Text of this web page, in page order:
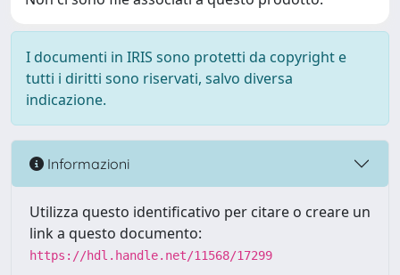
I documenti in IRIS sono protetti da copyright e
tutti i diritti sono riservati, salvo diversa
indicazione.
Informazioni
Utilizza questo identificativo per citare o creare un
link a questo documento:
https://hdl.handle.net/11568/17299